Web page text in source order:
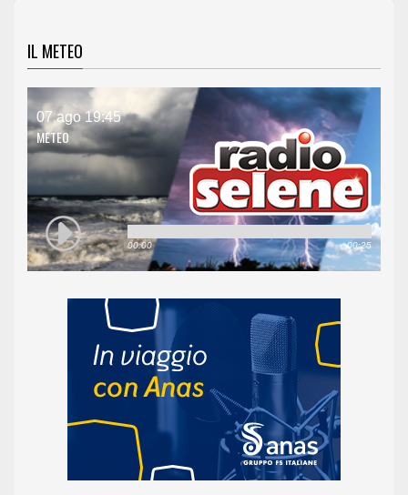
IL METEO
07 ago 19:45
METEO
00:00 00:25